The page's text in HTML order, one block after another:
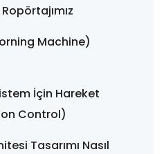
Machine)
İçin Hareket
Control)
Tasarımı Nasıl